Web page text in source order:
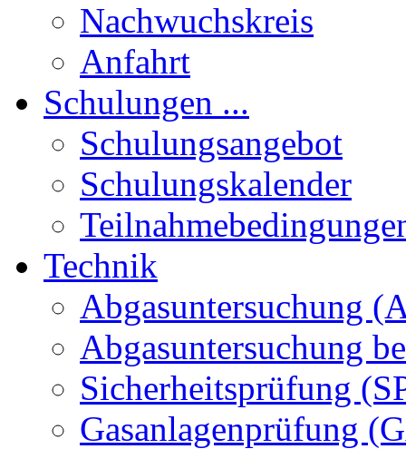
Nachwuchskreis
Anfahrt
Schulungen ...
Schulungsangebot
Schulungskalender
Technik
Abgasuntersuchung
Abgasuntersuchung
Sicherheitsprüfung
Gasanlagenprüfung